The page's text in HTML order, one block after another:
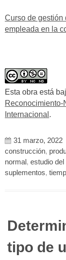
Curso de gestión
empleada en la
Esta obra está
Internacional .
31 marzo, 2022
construcción,
normal , estudio del
suplementos,
tipo de